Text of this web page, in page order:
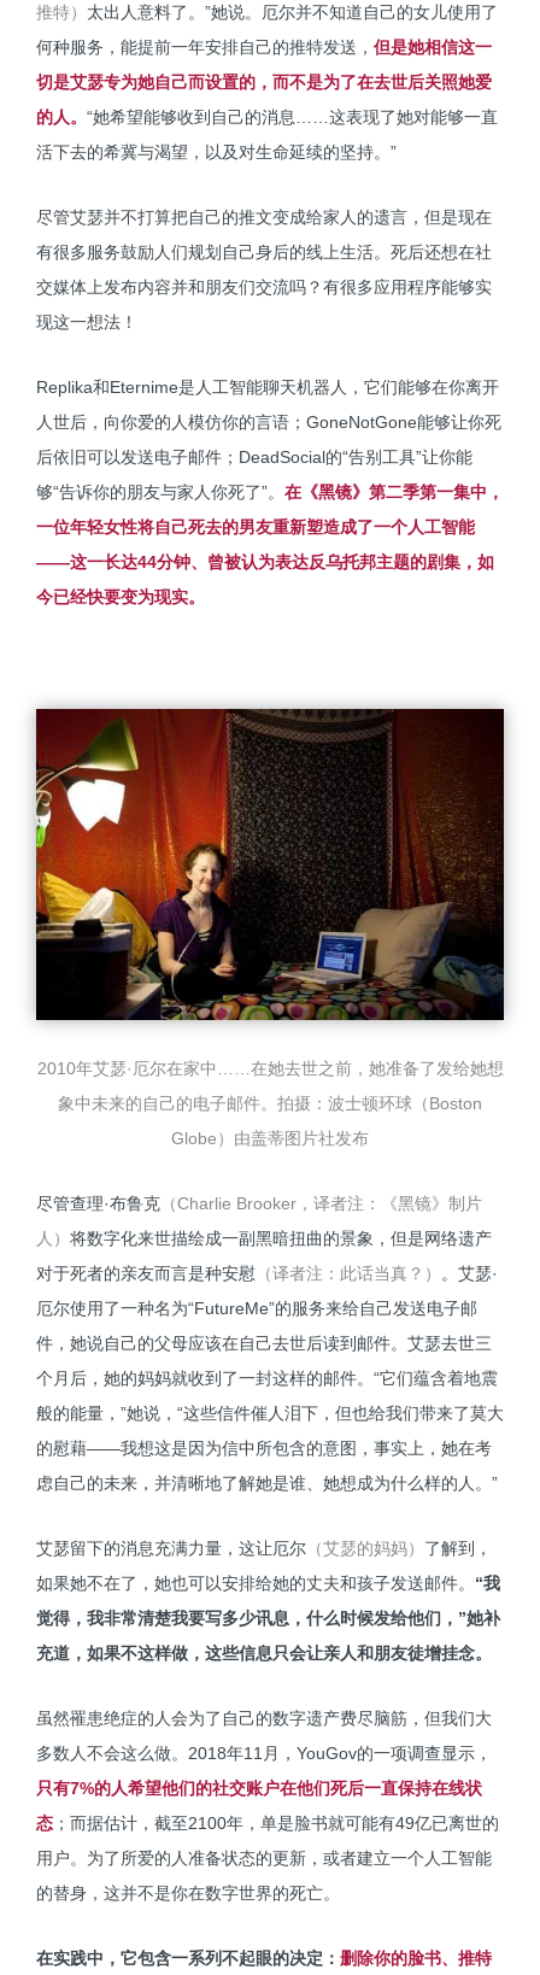
推特） 太出人意料了。”她说。厄尔并不知道自己的女儿使用了
何种服务，能提前一年安排自己的推特发送， 但是她相信这一
切是艾瑟专为她自己而设置的，而不是为了在去世后关照她爱
的人。 “她希望能够收到自己的消息……这表现了她对能够一直
活下去的希冀与渴望，以及对生命延续的坚持。”
尽管艾瑟并不打算把自己的推文变成给家人的遗言，但是现在
有很多服务鼓励人们规划自己身后的线上生活。死后还想在社
交媒体上发布内容并和朋友们交流吗？有很多应用程序能够实
现这一想法！
Replika和Eternime是人工智能聊天机器人，它们能够在你离开
人世后，向你爱的人模仿你的言语；GoneNotGone能够让你死
后依旧可以发送电子邮件；DeadSocial的“告别工具”让你能
够“告诉你的朋友与家人你死了”。 在《黑镜》第二季第一集中，
一位年轻女性将自己死去的男友重新塑造成了一个人工智能
——这一长达44分钟、曾被认为表达反乌托邦主题的剧集，如
今已经快要变为现实。
2010年艾瑟·厄尔在家中……在她去世之前，她准备了发给她想
象中未来的自己的电子邮件。拍摄：波士顿环球（Boston
Globe）由盖蒂图片社发布
尽管查理·布鲁克 （Charlie Brooker，译者注：《黑镜》制片
人） 将数字化来世描绘成一副黑暗扭曲的景象，但是网络遗产
对于死者的亲友而言是种安慰 （译者注：此话当真？） 。艾瑟·
厄尔使用了一种名为“FutureMe”的服务来给自己发送电子邮
件，她说自己的父母应该在自己去世后读到邮件。艾瑟去世三
个月后，她的妈妈就收到了一封这样的邮件。“它们蕴含着地震
般的能量，”她说，“这些信件催人泪下，但也给我们带来了莫大
的慰藉——我想这是因为信中所包含的意图，事实上，她在考
虑自己的未来，并清晰地了解她是谁、她想成为什么样的人。”
艾瑟留下的消息充满力量，这让厄尔 （艾瑟的妈妈） 了解到，
如果她不在了，她也可以安排给她的丈夫和孩子发送邮件。 “我
觉得，我非常清楚我要写多少讯息，什么时候发给他们，”她补
充道，如果不这样做，这些信息只会让亲人和朋友徒增挂念。
虽然罹患绝症的人会为了自己的数字遗产费尽脑筋，但我们大
多数人不会这么做。2018年11月，YouGov的一项调查显示，
只有7%的人希望他们的社交账户在他们死后一直保持在线状
态 ；而据估计，截至2100年，单是脸书就可能有49亿已离世的
用户。为了所爱的人准备状态的更新，或者建立一个人工智能
的替身，这并不是你在数字世界的死亡。
在实践中，它包含一系列不起眼的决定： 删除你的脸书、推特